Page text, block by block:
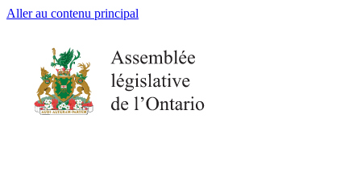
Aller au contenu principal